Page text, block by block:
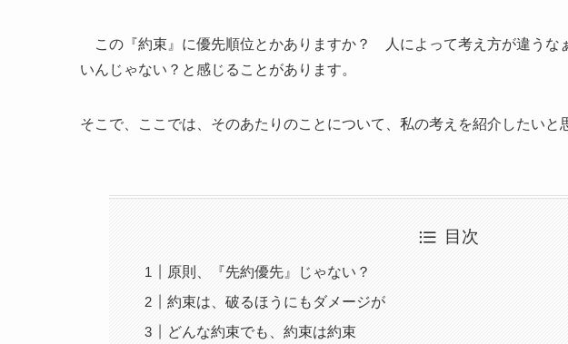
この『約束』に優先順位とかありますか？ 人によって考え方が違うな
いんじゃない？と感じることがあります。
そこで、ここでは、そのあたりのことについて、私の考えを紹介したいと
目次
原則、『先約優先』じゃない？
約束は、破るほうにもダメージが
どんな約束でも、約束は約束